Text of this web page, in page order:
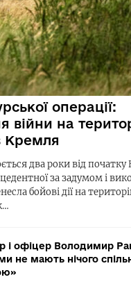
операції:
війни на
Кремля
два роки від початку
за задумом і
бойові дії на
і офіцер Володимир
не мають нічого